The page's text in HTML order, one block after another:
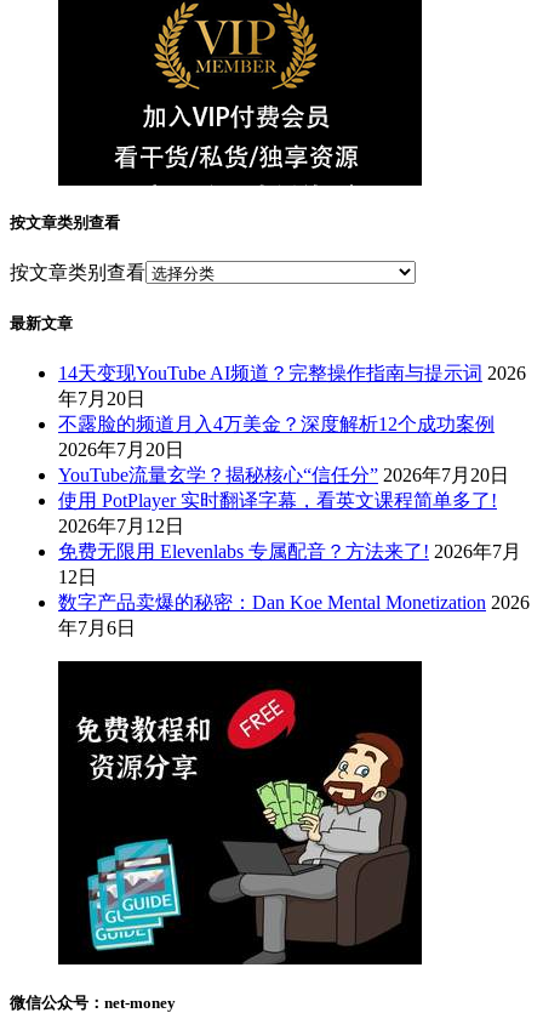
按文章类别查看
按文章类别查看
最新文章
14天变现YouTube AI频道？完整操作指南与提示词 2026
年7月20日
不露脸的频道月入4万美金？深度解析12个成功案例
2026年7月20日
YouTube流量玄学？揭秘核心“信任分” 2026年7月20日
使用 PotPlayer 实时翻译字幕，看英文课程简单多了!
2026年7月12日
免费无限用 Elevenlabs 专属配音？方法来了! 2026年7月
12日
数字产品卖爆的秘密：Dan Koe Mental Monetization 2026
年7月6日
微信公众号：net-money